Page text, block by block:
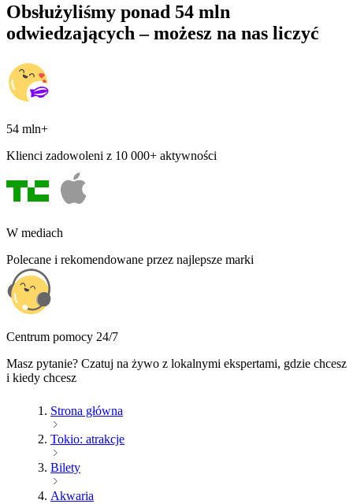
Obsłużyliśmy ponad 54 mln
odwiedzających – możesz na nas liczyć
54 mln+
Klienci zadowoleni z 10 000+ aktywności
W mediach
Polecane i rekomendowane przez najlepsze marki
Centrum pomocy 24/7
Masz pytanie? Czatuj na żywo z lokalnymi ekspertami, gdzie chcesz
i kiedy chcesz
Strona główna
Tokio: atrakcje
Bilety
Akwaria